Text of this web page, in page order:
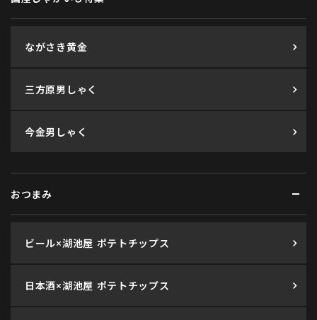
ながさき黄金
三方原男しゃく
今金男しゃく
おつまみ
ビール×湖池屋 ポテトチップス
日本酒×湖池屋 ポテトチップス